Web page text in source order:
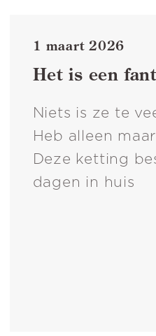
1 maart 2026
Het is een
Niets is ze te
Heb alleen
Deze ketting
dagen in huis